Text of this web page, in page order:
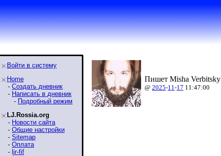
Войти в систему
Home
- Создать дневник
- Написать в дневник
- Подробный режим
LJ.Rossia.org
- Новости сайта
- Общие настройки
- Sitemap
- Оплата
- ljr-fif
Пишет Misha
@ 2025-11-17 11:47:00